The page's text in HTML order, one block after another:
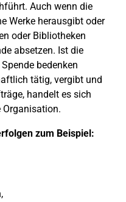
Auch wenn die
Werke herausgibt oder
oder Bibliotheken
absetzen. Ist die
bedenken
tätig, vergibt und
handelt es sich
zum Beispiel: